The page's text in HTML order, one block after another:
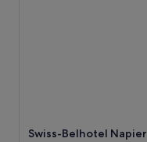
cambios.
Swiss-Belhotel Napier